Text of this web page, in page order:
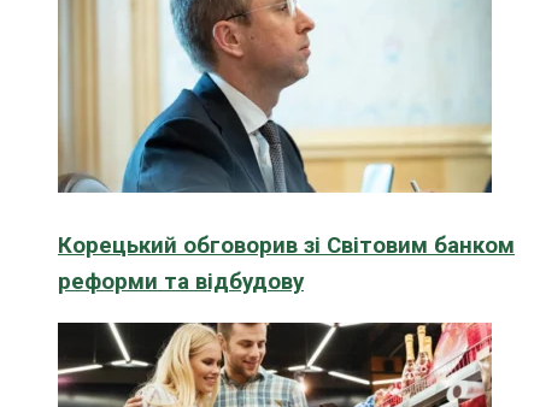
Корецький обговорив зі Світовим банком
реформи та відбудову